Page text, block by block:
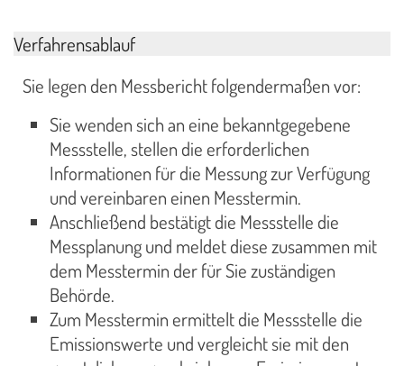
Verfahrensablauf
Sie legen den Messbericht folgendermaßen vor:
Sie wenden sich an eine bekanntgegebene
Messstelle, stellen die erforderlichen
Informationen für die Messung zur Verfügung
und vereinbaren einen Messtermin.
Anschließend bestätigt die Messstelle die
Messplanung und meldet diese zusammen mit
dem Messtermin der für Sie zuständigen
Behörde.
Zum Messtermin ermittelt die Messstelle die
Emissionswerte und vergleicht sie mit den